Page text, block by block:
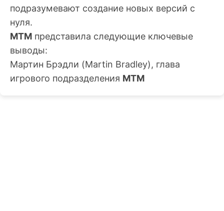
подразумевают создание новых версий с
нуля.
MTM представила следующие ключевые
выводы:
Мартин Брэдли (Martin Bradley), глава
игрового подразделения MTM